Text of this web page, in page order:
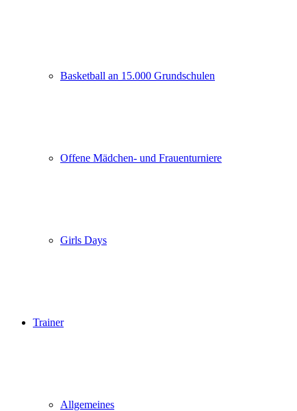
Basketball an 15.000 Grundschulen
Offene Mädchen- und Frauenturniere
Girls Days
Trainer
Allgemeines